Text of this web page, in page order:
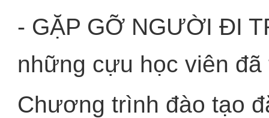
- GẶP GỠ NGƯỜI ĐI
những cựu học viên
Chương trình đào tạo